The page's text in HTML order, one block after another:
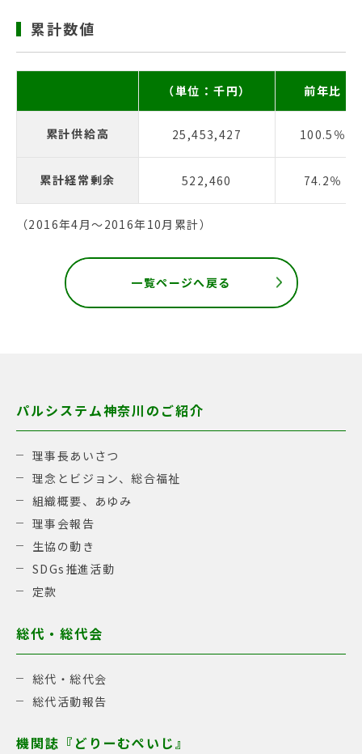
累計数値
（単位：千円） 前年比
累計供給高 25,453,427 100.5％
累計経常剰余 522,460 74.2％
（2016年4月〜2016年10月累計）
一覧ページへ戻る
パルシステム神奈川のご紹介
理事長あいさつ
理念とビジョン、総合福祉
組織概要、あゆみ
理事会報告
生協の動き
SDGs推進活動
定款
総代・総代会
総代・総代会
総代活動報告
機関誌『どりーむぺいじ』